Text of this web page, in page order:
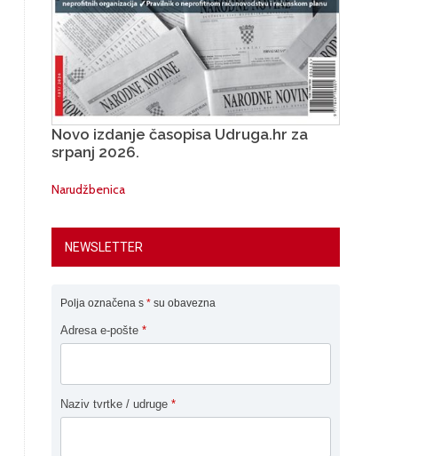
Novo izdanje časopisa Udruga.hr za
srpanj 2026.
Narudžbenica
NEWSLETTER
Polja označena s * su obavezna
Adresa e-pošte *
Naziv tvrtke / udruge *